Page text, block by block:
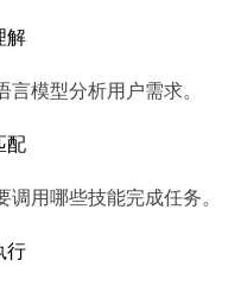
解
言模型分析用户需求。
配
调用哪些技能完成任务。
行